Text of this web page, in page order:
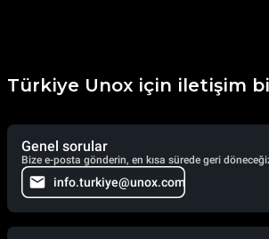
Türkiye Unox için iletişim
Genel sorular
Bize e-posta gönderin, en kısa sürede geri
info.turkiye@unox.com